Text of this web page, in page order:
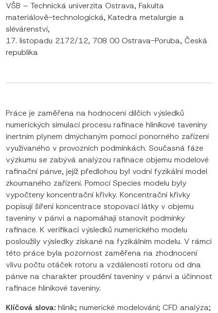
VŠB – Technická univerzita Ostrava, Fakulta
materiálově-technologická, Katedra metalurgie a
slévárenství,
17. listopadu 2172/12, 708 00 Ostrava-Poruba, Česká
republika
Práce je zaměřena na hodnocení dílčích výsledků
numerických simulací procesu rafinace hliníkové taveniny
inertním plynem dmýchaným pomocí ponorného zařízení
využívaného v provozních podmínkách. Současná fáze
výzkumu se zabývá analýzou rafinace objemu modelové
rafinační pánve, jejíž předlohou byl vodní fyzikální model
zkoumaného zařízení. Pomocí Species modelu byly
vypočteny koncentrační křivky. Koncentrační křivky
popisují šíření koncentrace stopovací látky v objemu
taveniny v pánvi a napomáhají stanovit podmínky
rafinace. K verifikaci výsledků numerického modelu
posloužily výsledky získané na fyzikálním modelu. V rámci
této práce byla pozornost zaměřena na zhodnocení
vlivu počtu otáček rotoru a vzdálenosti rotoru od dna
pánve na charakter proudění taveniny v pánvi a účinnost
rafinace hliníkové taveniny.
Klíčová slova: hliník; numerické modelování; CFD analýza;